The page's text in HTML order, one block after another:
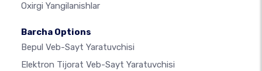
Oxirgi Yangilanishlar
Barcha Options
Bepul Veb-Sayt Yaratuvchisi
Elektron Tijorat Veb-Sayt Yaratuvchisi